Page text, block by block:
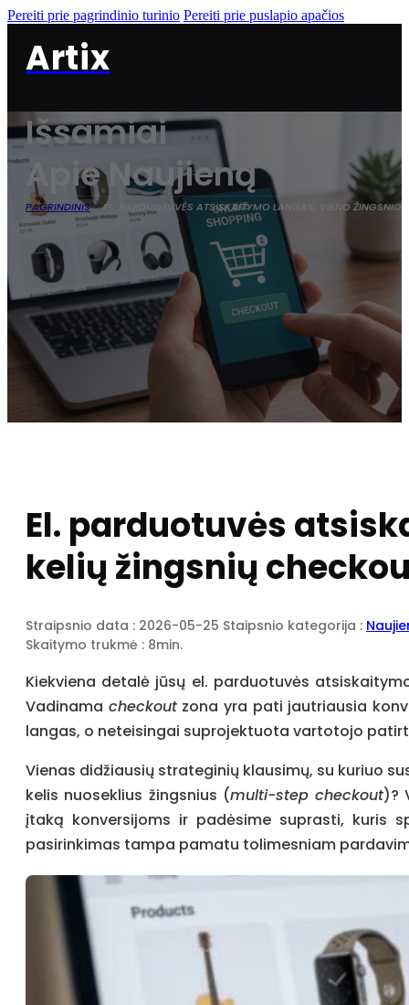
Pereiti prie pagrindinio turinio Pereiti prie puslapio apačios
Artix
Išsamiai
Apie Naujieną
PAGRINDINIS EL. PARDUOTUVĖS ATSISKAITYMO LANGAS: VIENO
El. parduotuvės
kelių žingsnių
Straipsnio data : 2026-05-25 Staipsnio kategorija :
Skaitymo trukmė : 8min.
Kiekviena detalė jūsų el. parduotuvės
Vadinama checkoutzona yra pati jautriausia
langas, o neteisingai suprojektuota vartotojo
Vienas didžiausių strateginių klausimų, su kuriuo
kelis nuoseklius žingsnius (multi-step checkout)?
įtaką konversijoms ir padėsime suprasti, kuris
pasirinkimas tampa pamatu tolimesniam